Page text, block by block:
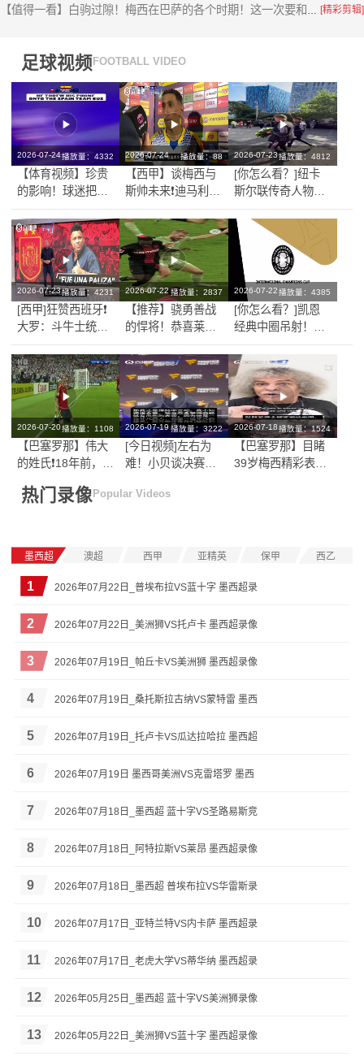
【值得一看】白驹过隙！梅西在巴萨的各个时期！这一次要和师弟们过招了！ [精彩剪辑]
足球视频FOOTBALL VIDEO
2026-07-24播放量：4332
【体育视频】珍贵
的影响！球迷把手
机扔到了西班牙队
的游行大巴上！
2026-07-24 播放量：88
【西甲】谈梅西与
斯帅未来❗️迪马利
亚：他俩必须焊
死，天花板了老铁
2026-07-23播放量：4812
[你怎么看？]纽卡
斯尔联传奇人物基
冈离世，主教练埃
迪豪献上鲜花缅怀
传奇！
2026-07-23播放量：4231
[西甲]狂赞西班牙❗
大罗：斗牛士统治
力独一档，阿根廷
有梅西也不好使了
2026-07-22播放量：2837
【推荐】骁勇善战
的悍将！恭喜莱默
尔涨薪和拜仁续
约！
2026-07-22 播放量：4385
[你怎么看？]凯恩
经典中圈吊射！经
典回顾：国际冠军
杯尤文对阵热刺！
2026-07-20播放量：1108
【巴塞罗那】伟大
的姓氏❗️18年前，也
西班牙
2026-07-19播放量：3222
[今日视频]左右为
难！小贝谈决赛：
难抉择，我先不站
2026-07-18 播放量：1524
【巴塞罗那】目睹
39岁梅西精彩表现
热门录像 Popular Videos
墨西超 澳超 西甲 亚精英 保甲 西乙
1 2026年07月22日_普埃布拉VS蓝十字 墨西超录
2 2026年07月22日_美洲狮VS托卢卡 墨西超录像
3 2026年07月19日_帕丘卡VS美洲狮 墨西超录像
4 2026年07月19日_桑托斯拉古纳VS蒙特雷 墨西
5 2026年07月19日_托卢卡VS瓜达拉哈拉 墨西超
6 2026年07月19日 墨西哥美洲VS克雷塔罗 墨西
7 2026年07月18日_墨西超 蓝十字VS圣路易斯竞
8 2026年07月18日_阿特拉斯VS莱昂 墨西超录像
9 2026年07月18日_墨西超 普埃布拉VS华雷斯录
10 2026年07月17日_亚特兰特VS内卡萨 墨西超录
11 2026年07月17日_老虎大学VS蒂华纳 墨西超录
12 2026年05月25日_墨西超 蓝十字VS美洲狮录像
13 2026年05月22日_美洲狮VS蓝十字 墨西超录像